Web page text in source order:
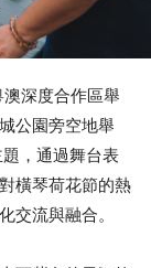
深度合作區舉
公園旁空地舉
，通過舞台表
橫琴荷花節的熱
交流與融合。